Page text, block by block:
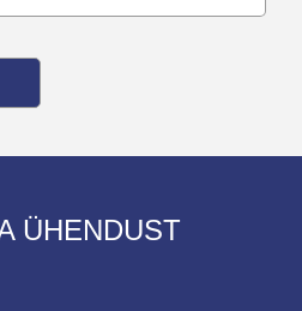
ÜHENDUST